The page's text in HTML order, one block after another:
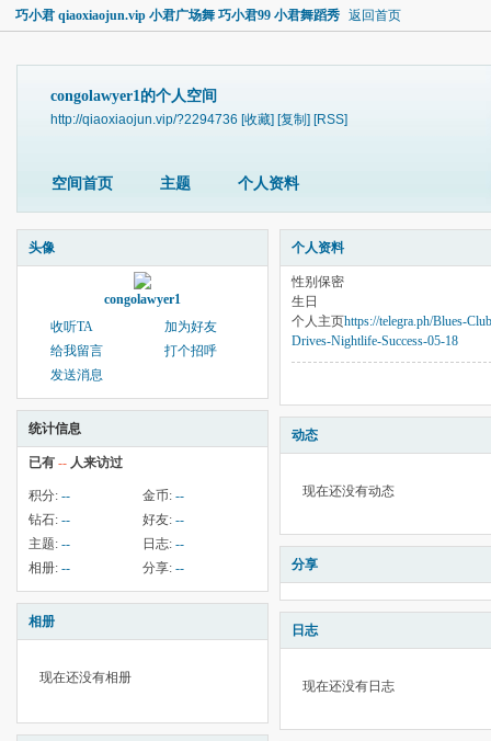
巧小君 qiaoxiaojun.vip 小君广场舞 巧小君99 小君舞蹈秀 返回首页
congolawyer1的个人空间
http://qiaoxiaojun.vip/?2294736 [收藏] [复制] [RSS]
空间首页 主题 个人资料
头像
congolawyer1
收听TA
加为好友
给我留言
打个招呼
发送消息
统计信息
已有 -- 人来访过
积分: -- 金币: --
钻石: -- 好友: --
主题: -- 日志: --
相册: -- 分享: --
相册
现在还没有相册
个人资料
性别 保密
生日
个人主页https://telegra.ph/Blues-
Drives-Nightlife-Success-05-18
动态
现在还没有动态
分享
日志
现在还没有日志